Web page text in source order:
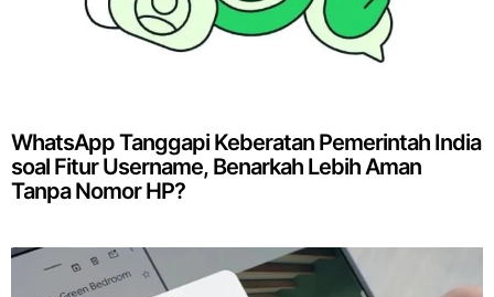
WhatsApp Tanggapi Keberatan Pemerintah India
soal Fitur Username, Benarkah Lebih Aman
Tanpa Nomor HP?